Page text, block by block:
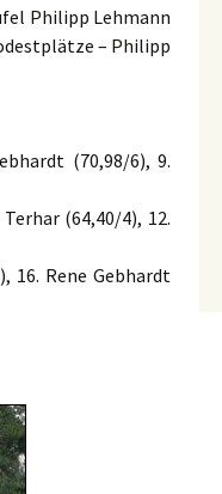
Philipp Lehmann
– Philipp
(70,98/6), 9.
(64,40/4), 12.
16. Rene Gebhardt